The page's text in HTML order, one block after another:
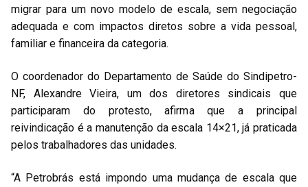
migrar para um novo modelo de escala, sem negociação
adequada e com impactos diretos sobre a vida pessoal,
familiar e financeira da categoria.
O coordenador do Departamento de Saúde do Sindipetro-
NF, Alexandre Vieira, um dos diretores sindicais que
participaram do protesto, afirma que a principal
reivindicação é a manutenção da escala 14×21, já praticada
pelos trabalhadores das unidades.
“A Petrobrás está impondo uma mudança de escala que